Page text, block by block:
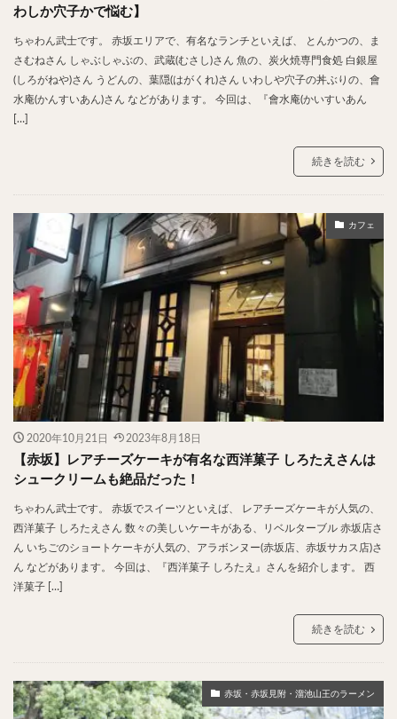
わしか穴子かで悩む】
ちゃわん武士です。 赤坂エリアで、有名なランチといえば、 とんかつの、ま
さむねさん しゃぶしゃぶの、武蔵(むさし)さん 魚の、炭火焼専門食処 白銀屋
(しろがねや)さん うどんの、葉隠(はがくれ)さん いわしや穴子の丼ぶりの、會
水庵(かんすいあん)さん などがあります。 今回は、『會水庵(かいすいあん
[…]
続きを読む
カフェ
2020年10月21日 2023年8月18日
【赤坂】レアチーズケーキが有名な西洋菓子 しろたえさんは
シュークリームも絶品だった！
ちゃわん武士です。 赤坂でスイーツといえば、 レアチーズケーキが人気の、
西洋菓子 しろたえさん 数々の美しいケーキがある、リベルターブル 赤坂店さ
ん いちごのショートケーキが人気の、アラボンヌー(赤坂店、赤坂サカス店)さ
ん などがあります。 今回は、『西洋菓子 しろたえ』さんを紹介します。 西
洋菓子 […]
続きを読む
赤坂・赤坂見附・溜池山王のラーメン